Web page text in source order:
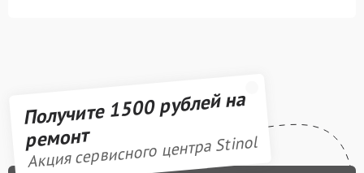
Получите 1500 рублей на
ремонт
Акция сервисного центра Stinol